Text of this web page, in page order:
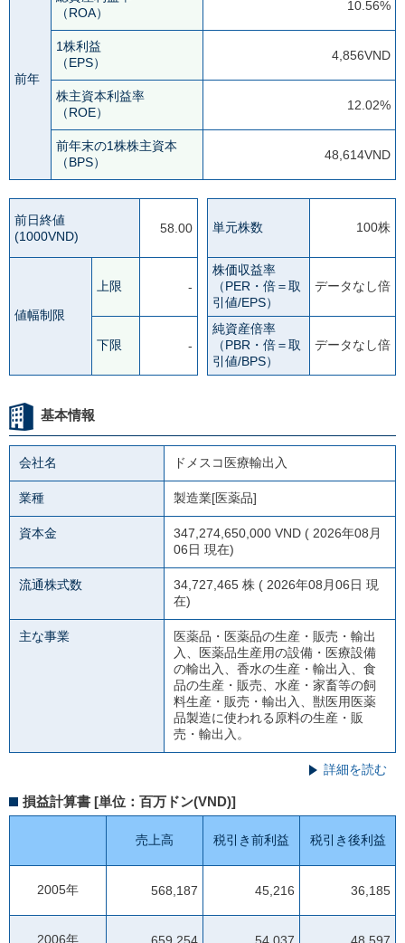
前年
（ROA）
10.56%
1株利益
（EPS）
4,856VND
株主資本利益率
（ROE）
12.02%
前年末の1株株主資本
（BPS）
48,614VND
前日終値
(1000VND)
58.00
値幅制限
上限 -
下限 -
単元株数 100株
株価収益率
（PER・倍＝取
引値/EPS）
データなし倍
純資産倍率
（PBR・倍＝取
引値/BPS）
データなし倍
基本情報
会社名 ドメスコ医療輸出入
業種 製造業[医薬品]
資本金
347,274,650,000 VND ( 2026年08月
06日 現在)
流通株式数
34,727,465 株 ( 2026年08月06日 現
在)
主な事業
医薬品・医薬品の生産・販売・輸出
入、医薬品生産用の設備・医療設備
の輸出入、香水の生産・輸出入、食
品の生産・販売、水産・家畜等の飼
料生産・販売・輸出入、獣医用医薬
品製造に使われる原料の生産・販
売・輸出入。
詳細を読む
損益計算書 [単位：百万ドン(VND)]
売上高 税引き前利益 税引き後利益
2005年 568,187 45,216 36,185
2006年 659,254 54,037 48,597